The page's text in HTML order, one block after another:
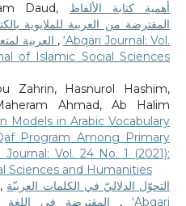
Daud, أهمية كتابة الألفاظ
المقترضة من العربية للملايوية
, ‘Abqari Journal: Vol.
of Islamic Social Sciences
Zahrin, Hasnurol Hashim,
Ahmad, Ab Halim
Models in Arabic Vocabulary
Program Among Primary
Journal: Vol. 24 No. 1 (2021):
Sciences and Humanities
التحوّل الدلاليّ في الكلمات العربيّة
,‘Abqari